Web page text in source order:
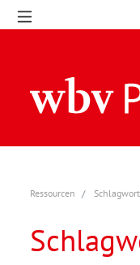
Ressourcen